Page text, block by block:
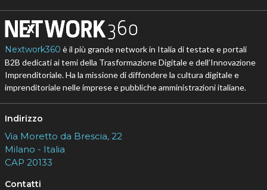
Nextwork360 è il più grande network in Italia di testate e portali
B2B dedicati ai temi della Trasformazione Digitale e dell’Innovazione
Imprenditoriale. Ha la missione di diffondere la cultura digitale e
imprenditoriale nelle imprese e pubbliche amministrazioni italiane.
Indirizzo
Via Moretto da Brescia, 22
Milano - Italia
CAP 20133
Contatti